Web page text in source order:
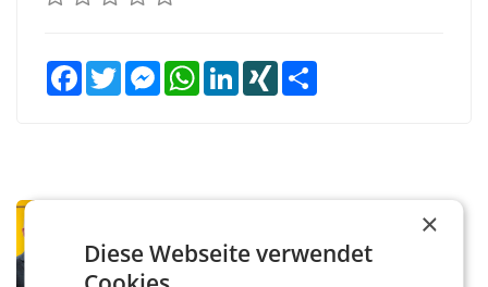
FacebookTwitter MessengerWhatsAppLinkedInXING
Österreichische Post: Umsatzplus im
ersten Halbjahr trotz schwachem
×
Diese Webseite verwendet